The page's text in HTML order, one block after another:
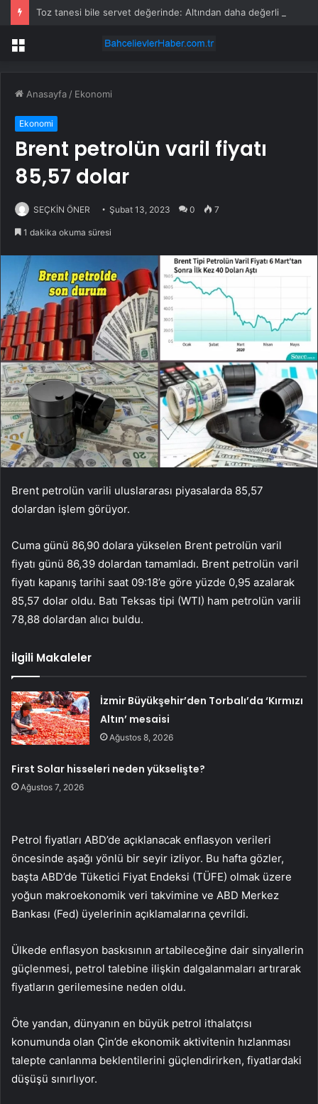
Menü
Anasayfa / Ekonomi
Ekonomi
Brent petrolün varil fiyatı
85,57 dolar
SEÇKİN ÖNER Şubat 13, 2023 0 7
1 dakika okuma süresi
Brent petrolün varili uluslararası piyasalarda 85,57
dolardan işlem görüyor.
Cuma günü 86,90 dolara yükselen Brent petrolün varil
fiyatı günü 86,39 dolardan tamamladı. Brent petrolün varil
fiyatı kapanış tarihi saat 09:18’e göre yüzde 0,95 azalarak
85,57 dolar oldu. Batı Teksas tipi (WTI) ham petrolün varili
78,88 dolardan alıcı buldu.
İlgili Makaleler
İzmir Büyükşehir’den Torbalı’da ‘Kırmızı
Altın’ mesaisi
Ağustos 8, 2026
First Solar hisseleri neden yükselişte?
Ağustos 7, 2026
Petrol fiyatları ABD’de açıklanacak enflasyon verileri
öncesinde aşağı yönlü bir seyir izliyor. Bu hafta gözler,
başta ABD’de Tüketici Fiyat Endeksi (TÜFE) olmak üzere
yoğun makroekonomik veri takvimine ve ABD Merkez
Bankası (Fed) üyelerinin açıklamalarına çevrildi.
Ülkede enflasyon baskısının artabileceğine dair sinyallerin
güçlenmesi, petrol talebine ilişkin dalgalanmaları artırarak
fiyatların gerilemesine neden oldu.
Öte yandan, dünyanın en büyük petrol ithalatçısı
konumunda olan Çin’de ekonomik aktivitenin hızlanması
talepte canlanma beklentilerini güçlendirirken, fiyatlardaki
düşüşü sınırlıyor.